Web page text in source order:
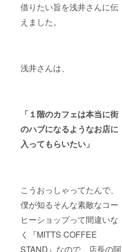
借りたい旨を浅井さんに伝
えました。
浅井さんは、
「１階のカフェは本当に街
のハブになるようなお店に
入ってもらいたい」
こうおっしゃってたんで、
僕が知るそんな素敵なコー
ヒーショップって間違いな
く『MITTS COFFEE
STAND』なので、店長の阿